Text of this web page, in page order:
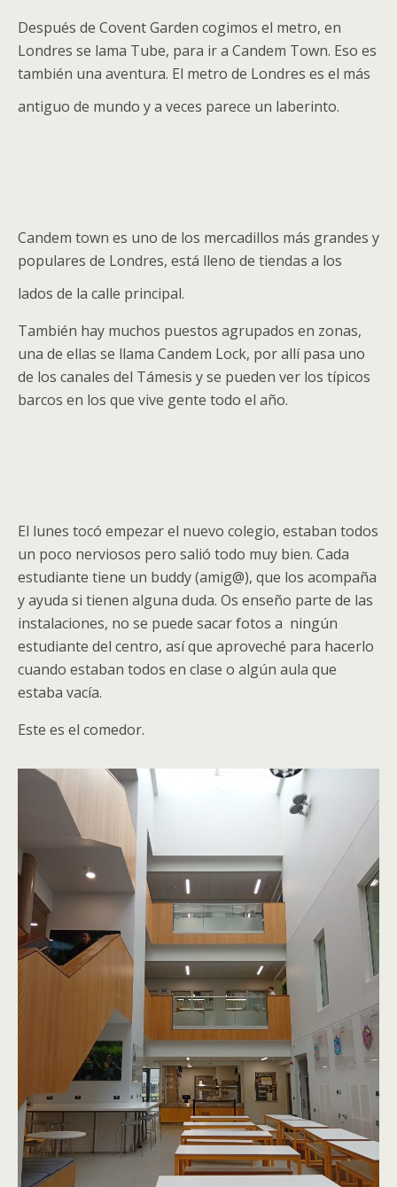
Después de Covent Garden cogimos el metro, en
Londres se lama Tube, para ir a Candem Town. Eso es
también una aventura. El metro de Londres es el más
antiguo de mundo y a veces parece un laberinto.
Candem town es uno de los mercadillos más grandes y
populares de Londres, está lleno de tiendas a los
lados de la calle principal.
También hay muchos puestos agrupados en zonas,
una de ellas se llama Candem Lock, por allí pasa uno
de los canales del Támesis y se pueden ver los típicos
barcos en los que vive gente todo el año.
El lunes tocó empezar el nuevo colegio, estaban todos
un poco nerviosos pero salió todo muy bien. Cada
estudiante tiene un buddy (amig@), que los acompaña
y ayuda si tienen alguna duda. Os enseño parte de las
instalaciones, no se puede sacar fotos a ningún
estudiante del centro, así que aproveché para hacerlo
cuando estaban todos en clase o algún aula que
estaba vacía.
Este es el comedor.